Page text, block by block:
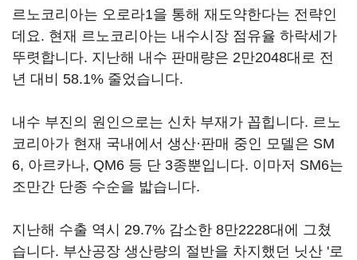
르노코리아는 오로라1을 통해 재도약한다는 전략인
데요. 현재 르노코리아는 내수시장 점유율 하락세가
뚜렷합니다. 지난해 내수 판매량은 2만2048대로 전
년 대비 58.1% 줄었습니다.
내수 부진의 원인으로는 신차 부재가 꼽힙니다. 르노
코리아가 현재 국내에서 생산·판매 중인 모델은 SM
6, 아르카나, QM6 등 단 3종뿐입니다. 이마저 SM6는
조만간 단종 수순을 밟습니다.
지난해 수출 역시 29.7% 감소한 8만2228대에 그쳤
습니다. 부산공장 생산량의 절반을 차지했던 닛산 '로